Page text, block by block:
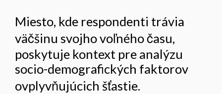
Miesto, kde respondenti trávia
väčšinu svojho voľného času,
poskytuje kontext pre analýzu
socio-demografických faktorov
ovplyvňujúcich šťastie.